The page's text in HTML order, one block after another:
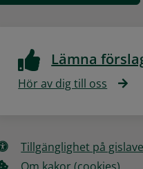
Lämna
Hör av dig till oss
Tillgänglighet på